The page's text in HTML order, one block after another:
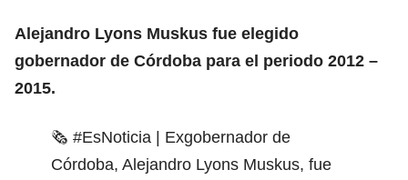
Alejandro Lyons Muskus fue elegido
gobernador de Córdoba para el periodo 2012 –
2015.
🗞️ #EsNoticia | Exgobernador de
Córdoba, Alejandro Lyons Muskus, fue